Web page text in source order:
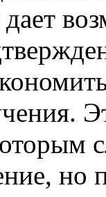
дает
но